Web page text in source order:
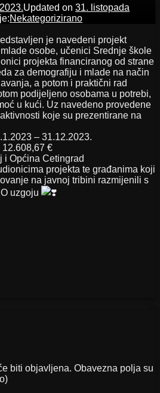
Updated on 31. listopada
Nekategorizirano
je navedeni projekt
osobe, učenici Srednje škole
projekta financiranog od strane
za demografiju i mlade na način
a potom i praktični rad
podijeljeno osobama u potrebi,
u kući. Uz navedeno provedene
koje su prezentirane na
– 31.12.2023.
€
i Općina Cetingrad
projekta te građanima koji
na javnoj tribini razmijenili s
uzgoju
biti objavljena. Obavezna polja su